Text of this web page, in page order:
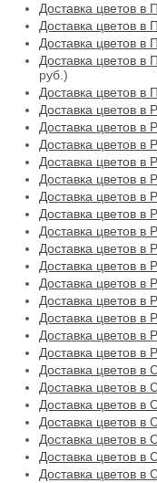
Доставка цветов в
Доставка цветов в
Доставка цветов в
Доставка цветов в
руб.)
Доставка цветов в
Доставка цветов в
Доставка цветов в
Доставка цветов в
Доставка цветов в
Доставка цветов в
Доставка цветов в
Доставка цветов в
Доставка цветов в
Доставка цветов в
Доставка цветов в
Доставка цветов в
Доставка цветов в
Доставка цветов в
Доставка цветов в
Доставка цветов в
Доставка цветов в
Доставка цветов в
Доставка цветов в
Доставка цветов в
Доставка цветов в
Доставка цветов в
Доставка цветов в